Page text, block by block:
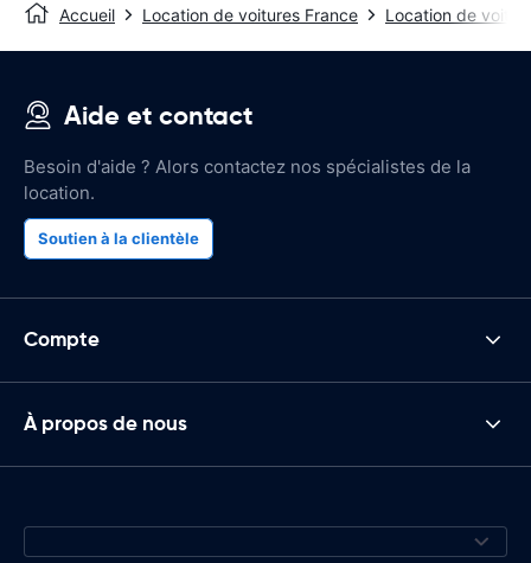
Accueil Location de voitures France Location de
Aide et contact
Besoin d'aide ? Alors contactez nos spécialistes de la
location.
Soutien à la clientèle
Compte
À propos de nous